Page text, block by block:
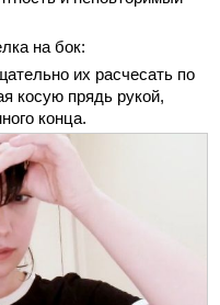
на бок:
их расчесать по
косую прядь рукой,
конца.